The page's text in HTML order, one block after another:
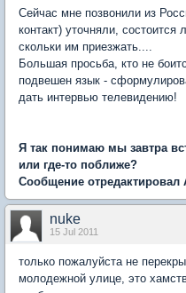
Сейчас мне позвонили из
контакт) уточняли,
скольки им приезжать....
Большая просьба, кто не
подвешен язык -
дать интервью телевидению!
Я так понимаю мы завтра
или где-то поближе?
Сообщение отредактировал
nuke
15 Jul 2011
только пожалуйста не
молодежной улице, это